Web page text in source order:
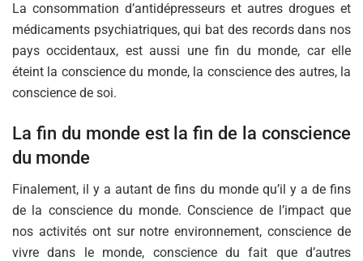
La consommation d’antidépresseurs et autres drogues et
médicaments psychiatriques, qui bat des records dans nos
pays occidentaux, est aussi une fin du monde, car elle
éteint la conscience du monde, la conscience des autres, la
conscience de soi.
La fin du monde est la fin de la conscience
du monde
Finalement, il y a autant de fins du monde qu’il y a de fins
de la conscience du monde. Conscience de l’impact que
nos activités ont sur notre environnement, conscience de
vivre dans le monde, conscience du fait que d’autres